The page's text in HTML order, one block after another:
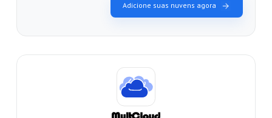
Adicione suas nuvens agora